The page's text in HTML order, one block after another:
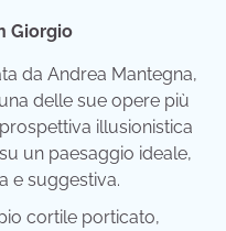
Giorgio
da Andrea Mantegna,
delle sue opere più
illusionistica
un paesaggio ideale,
e suggestiva.
cortile porticato,